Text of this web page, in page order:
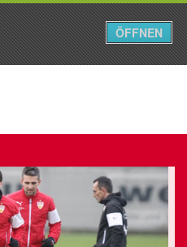
Menü
ÖFFNEN